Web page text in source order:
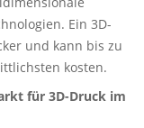
Ein 3D-
und kann bis zu
kosten.
für 3D-Druck im